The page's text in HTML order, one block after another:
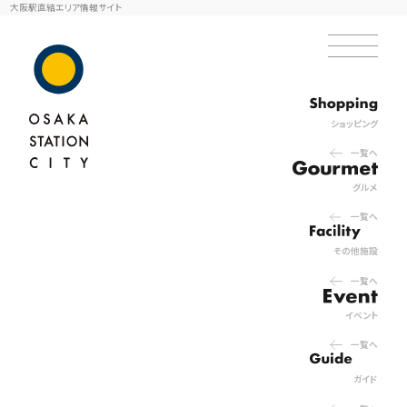
大阪駅直結エリア情報サイト
ショッピング
一覧へ
グルメ
一覧へ
その他施設
一覧へ
イベント
一覧へ
ガイド